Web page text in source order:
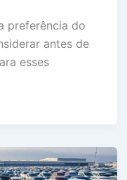
preferência do
antes de
esses